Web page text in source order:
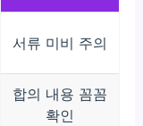
서류 미비 주의
합의 내용 꼼꼼
확인